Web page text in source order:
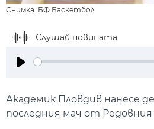
Снимка: БФ Баскетбол
Слушай новината
Академик Пловдив нанесе
последния мач от Редовния